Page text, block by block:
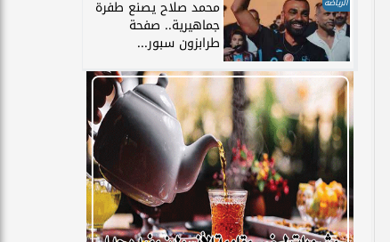
محمد صلاح يصنع طفرة
جماهيرية.. صفحة
طرابزون سبور...